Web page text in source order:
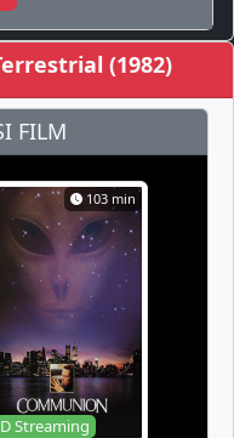
(1982)
FILM
103 min
Streaming